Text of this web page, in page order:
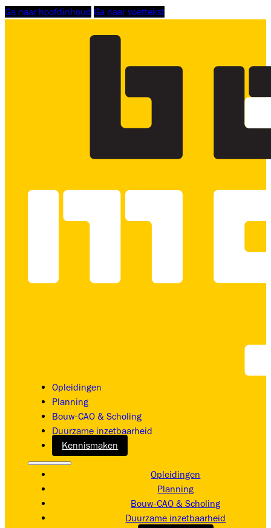
Ga naar hoofdinhoud Ga naar voettekst
Opleidingen
Planning
Bouw-CAO & Scholing
Duurzame inzetbaarheid
Kennismaken
Opleidingen
Planning
Bouw-CAO & Scholing
Duurzame inzetbaarheid